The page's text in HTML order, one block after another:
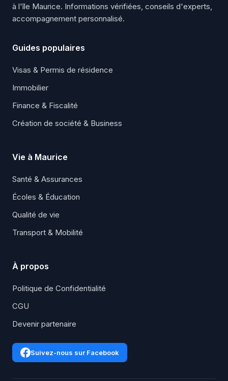
à l'île Maurice. Informations vérifiées, conseils d'experts,
accompagnement personnalisé.
Guides populaires
Visas & Permis de résidence
Immobilier
Finance & Fiscalité
Création de société & Business
Vie à Maurice
Santé & Assurances
Écoles & Éducation
Qualité de vie
Transport & Mobilité
À propos
Politique de Confidentialité
CGU
Devenir partenaire
Suivez-nous sur Facebook